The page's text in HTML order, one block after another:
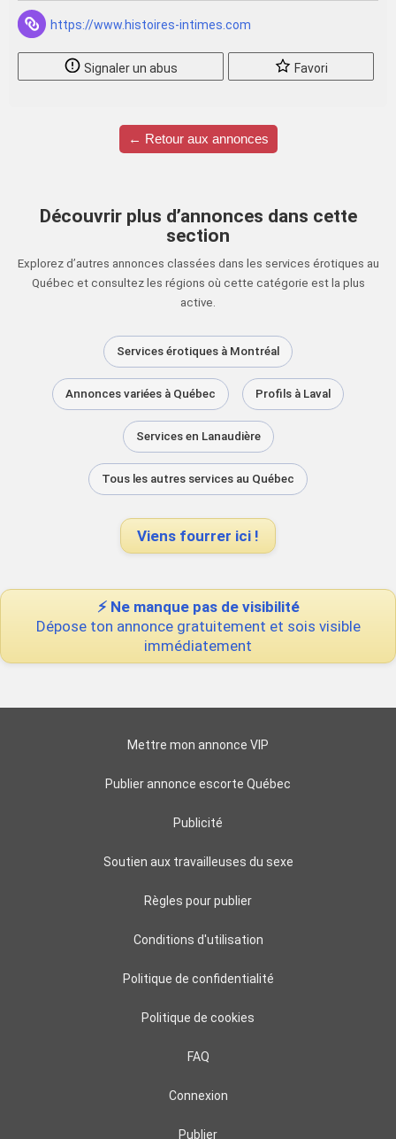
https://www.histoires-intimes.com
Signaler un abus Favori
← Retour aux annonces
Découvrir plus d’annonces dans cette
section
Explorez d’autres annonces classées dans les services érotiques au
Québec et consultez les régions où cette catégorie est la plus
active.
Services érotiques à Montréal
Annonces variées à Québec Profils à Laval
Services en Lanaudière
Tous les autres services au Québec
Viens fourrer ici !
⚡ Ne manque pas de visibilité
Dépose ton annonce gratuitement et sois visible
immédiatement
Mettre mon annonce VIP
Publier annonce escorte Québec
Publicité
Soutien aux travailleuses du sexe
Règles pour publier
Conditions d'utilisation
Politique de confidentialité
Politique de cookies
FAQ
Connexion
Publier